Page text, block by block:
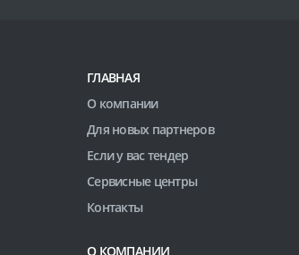
ГЛАВНАЯ
О компании
Для новых партнеров
Если у вас тендер
Сервисные центры
Контакты
О КОМПАНИИ